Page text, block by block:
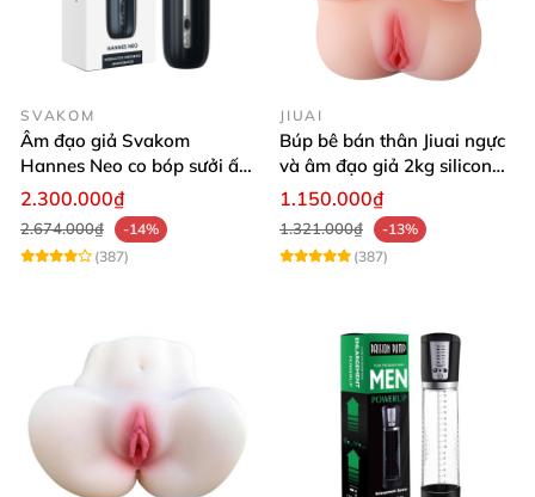
SVAKOM
Âm đạo giả Svakom
Hannes Neo co bóp sưởi ấm
tiện lợi điều khiển app
2.300.000₫
2.674.000₫
-14%
(387)
JIUAI
Búp bê bán thân Jiuai ngực
và âm đạo giả 2kg silicon
nguyên khối cao cấp
1.150.000₫
1.321.000₫
-13%
(387)